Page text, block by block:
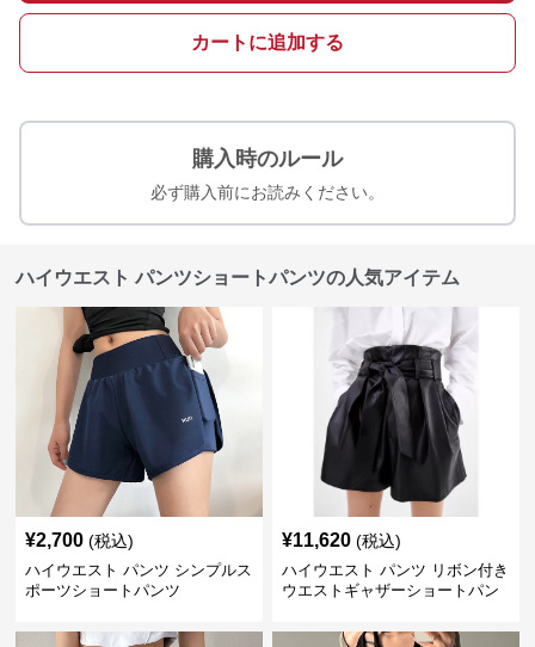
カートに追加する
購入時のルール
必ず購入前にお読みください。
ハイウエスト パンツショートパンツの人気アイテム
¥2,700 (税込)
ハイウエスト パンツ シンプルス
ポーツショートパンツ
¥11,620 (税込)
ハイウエスト パンツ リボン付き
ウエストギャザーショートパン